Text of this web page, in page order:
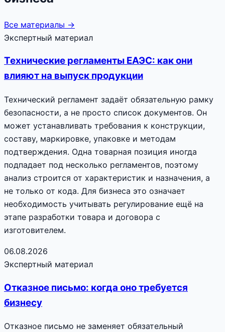
Все материалы →
Экспертный материал
Технические регламенты ЕАЭС: как они
влияют на выпуск продукции
Технический регламент задаёт обязательную рамку
безопасности, а не просто список документов. Он
может устанавливать требования к конструкции,
составу, маркировке, упаковке и методам
подтверждения. Одна товарная позиция иногда
подпадает под несколько регламентов, поэтому
анализ строится от характеристик и назначения, а
не только от кода. Для бизнеса это означает
необходимость учитывать регулирование ещё на
этапе разработки товара и договора с
изготовителем.
06.08.2026
Экспертный материал
Отказное письмо: когда оно требуется
бизнесу
Отказное письмо не заменяет обязательный